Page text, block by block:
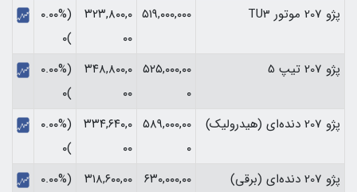
پژو 207 موتور TU3
۵۱۹,۰۰۰,۰۰۰ ۳۲۳,۸۰۰,۰
۰۰
(۰.۰۰%
)۰
پژو 207 تیپ 5
۵۲۵,۰۰۰,۰۰
۰
۳۴۸,۸۰۰,۰
۰۰
(۰.۰۰%
)۰
پژو 207 دنده‌ای (هیدرولیک)
۵۸۹,۰۰۰,۰۰
۰
۳۳۴,۶۴۰,۰
۰۰
(۰.۰۰%
)۰
پژو 207 دنده‌ای (برقی)
۶۳۰,۰۰۰,۰۰
۳۱۸,۶۰۰,۰۰
(۰.۰۰%